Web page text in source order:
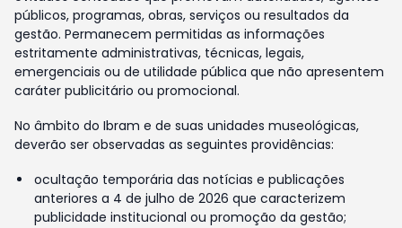
públicos, programas, obras, serviços ou resultados da
gestão. Permanecem permitidas as informações
estritamente administrativas, técnicas, legais,
emergenciais ou de utilidade pública que não apresentem
caráter publicitário ou promocional.
No âmbito do Ibram e de suas unidades museológicas,
deverão ser observadas as seguintes providências:
ocultação temporária das notícias e publicações
anteriores a 4 de julho de 2026 que caracterizem
publicidade institucional ou promoção da gestão;